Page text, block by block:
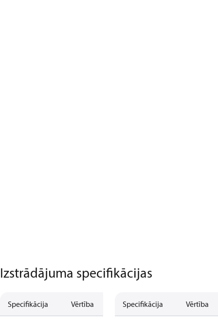
Izstrādājuma specifikācijas
Specifikācija Vērtība Specifikācija Vērtība